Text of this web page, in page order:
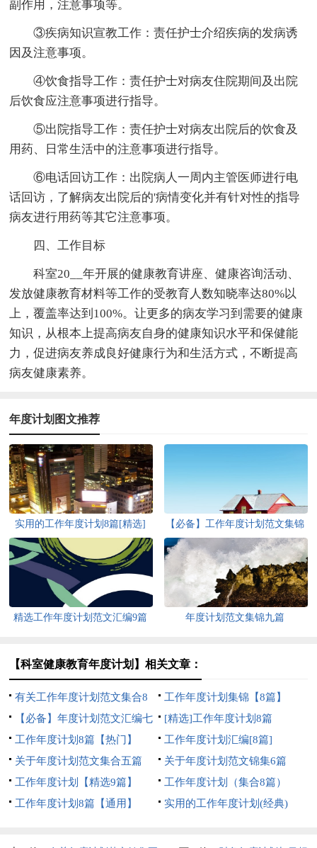
副作用，注意事项等。
③疾病知识宣教工作：责任护士介绍疾病的发病诱
因及注意事项。
④饮食指导工作：责任护士对病友住院期间及出院
后饮食应注意事项进行指导。
⑤出院指导工作：责任护士对病友出院后的饮食及
用药、日常生活中的注意事项进行指导。
⑥电话回访工作：出院病人一周内主管医师进行电
话回访，了解病友出院后的'病情变化并有针对性的指导
病友进行用药等其它注意事项。
四、工作目标
科室20__年开展的健康教育讲座、健康咨询活动、
发放健康教育材料等工作的受教育人数知晓率达80%以
上，覆盖率达到100%。让更多的病友学习到需要的健康
知识，从根本上提高病友自身的健康知识水平和保健能
力，促进病友养成良好健康行为和生活方式，不断提高
病友健康素养。
年度计划图文推荐
实用的工作年度计划8篇[精选]
【必备】工作年度计划范文集锦
精选工作年度计划范文汇编9篇 年度计划范文集锦九篇
【科室健康教育年度计划】相关文章：
有关工作年度计划范文集合8
篇
工作年度计划集锦【8篇】
【必备】年度计划范文汇编七
篇
[精选]工作年度计划8篇
工作年度计划8篇【热门】
工作年度计划汇编[8篇]
关于年度计划范文集合五篇
关于年度计划范文锦集6篇
工作年度计划【精选9篇】
工作年度计划（集合8篇）
工作年度计划8篇【通用】
实用的工作年度计划(经典)